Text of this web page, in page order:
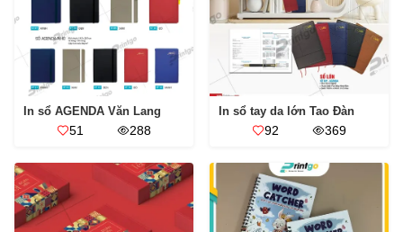
In sổ AGENDA Văn Lang
51 288
In sổ tay da lớn Tao Đàn
92 369